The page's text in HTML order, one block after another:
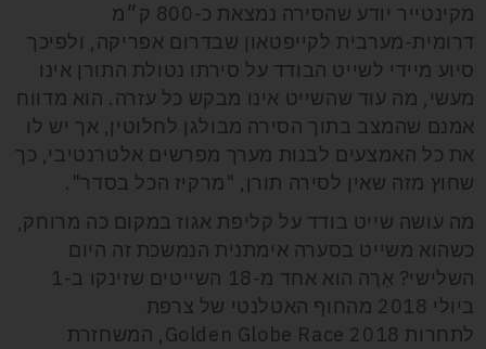
מקינטייר יודע שהסירה נמצאת כ-800 ק״מ
דרומית-מערבית לקייפטאון שבדרום אפריקה, ולפיכך
סיוע מיידי לשייט הבודד על סירתו נטולת התורן אינו
מעשי, מה עוד שהשייט אינו מבקש כל עזרה. הוא מדווח
אמנם שהמצב בתוך הסירה מבולגן לחלוטין, אך יש לו
את כל האמצעים לבנות מערך מפרשים אלטרנטיבי, כך
שחוץ מזה שאין לסירה תורן, "מרקיז הכל בסדר".
מה עושה שייט בודד על קליפת אגוז במקום כה מרוחק,
כשהוא משייט בסערה אימתנית הנמשכת זה היום
השלישי? אַרֶה הוא אחד מ-18 השייטים שזינקו ב-1
ביולי 2018 מהחוף האטלנטי של צרפת
לתחרות Golden Globe Race 2018
, המשחזרת